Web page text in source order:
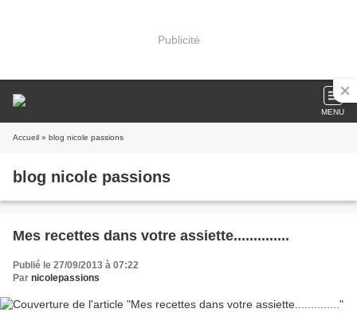
Publicité
MENU
Accueil » blog nicole passions
blog nicole passions
Mes recettes dans votre assiette..............
Publié le 27/09/2013 à 07:22
Par nicolepassions